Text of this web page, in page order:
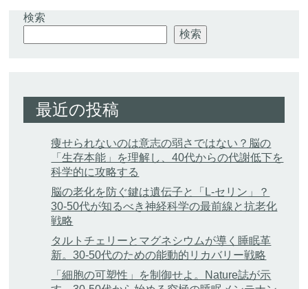
検索
検索
最近の投稿
痩せられないのは意志の弱さではない？脳の
「生存本能」を理解し、40代からの代謝低下を
科学的に攻略する
脳の老化を防ぐ鍵は遺伝子と「L-セリン」？
30-50代が知るべき神経科学の最前線と抗老化
戦略
タルトチェリーとマグネシウムが導く睡眠革
新。30-50代のための能動的リカバリー戦略
「細胞の可塑性」を制御せよ。Nature誌が示